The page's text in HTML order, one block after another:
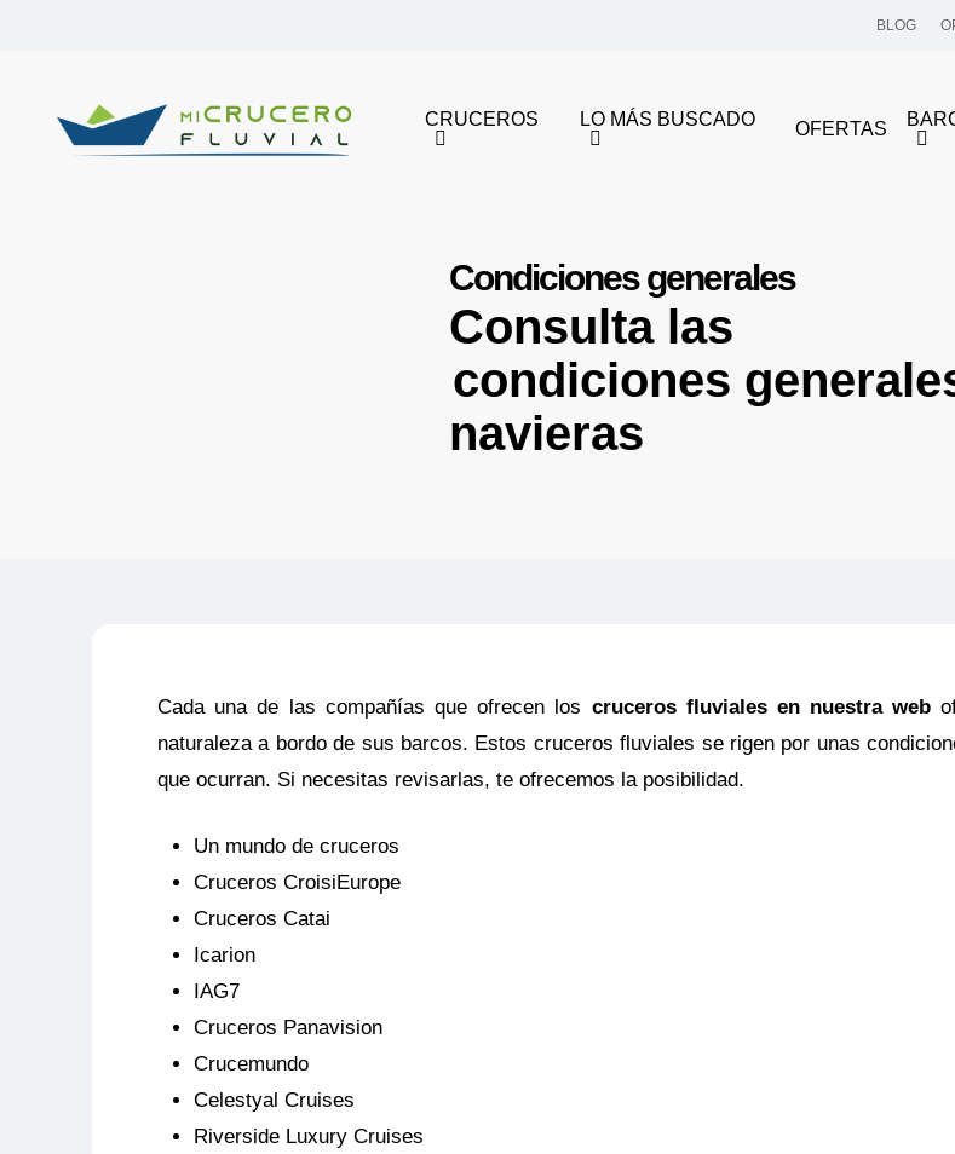
content
BLOG
CRUCEROS LO MÁS BUSCADO OFERTAS
Condiciones generales
Consulta las
condiciones
navieras
Cada una de las compañías que ofrecen los cruceros fluviales en nuestra web
naturaleza a bordo de sus barcos. Estos cruceros fluviales se rigen por unas
que ocurran. Si necesitas revisarlas, te ofrecemos la posibilidad.
Un mundo de cruceros
Cruceros CroisiEurope
Cruceros Catai
Icarion
IAG7
Cruceros Panavision
Crucemundo
Celestyal Cruises
Riverside Luxury Cruises